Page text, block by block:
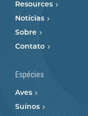
Resources
Notícias
Sobre
Contato
Espécies
Aves
Suínos